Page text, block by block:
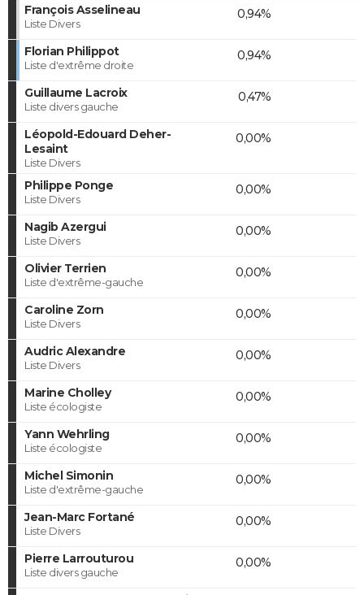
François Asselineau
Liste Divers
0,94%
Florian Philippot
Liste d'extrême droite
0,94%
Guillaume Lacroix
Liste divers gauche
0,47%
Léopold-Edouard Deher-
Lesaint
Liste Divers
0,00%
Philippe Ponge
Liste Divers
0,00%
Nagib Azergui
Liste Divers
0,00%
Olivier Terrien
Liste d'extrême-gauche
0,00%
Caroline Zorn
Liste Divers
0,00%
Audric Alexandre
Liste Divers
0,00%
Marine Cholley
Liste écologiste
0,00%
Yann Wehrling
Liste écologiste
0,00%
Michel Simonin
Liste d'extrême-gauche
0,00%
Jean-Marc Fortané
Liste Divers
0,00%
Pierre Larrouturou
Liste divers gauche
0,00%